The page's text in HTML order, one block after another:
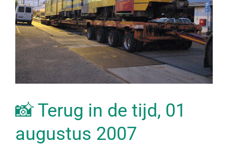
📸 Terug in de tijd, 01
augustus 2007